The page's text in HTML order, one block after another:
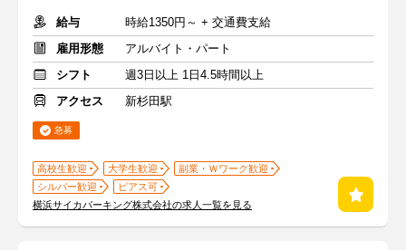
給与
時給1350円～ + 交通費支給
雇用形態
アルバイト・パート
シフト
週3日以上 1日4.5時間以上
アクセス
新杉田駅
急募
高校生歓迎 大学生歓迎
副業・Ｗワーク歓迎
シルバー歓迎
ピアス可
横浜サイカパーキング株式会社の求人一覧を見る